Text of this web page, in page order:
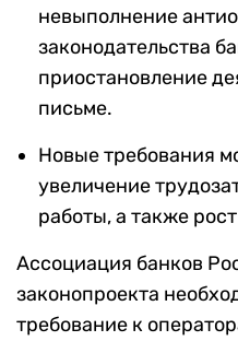
невыполнение
законодательства
приостановление
письме.
Новые требования
увеличение
работы, а также
Ассоциация банков
законопроекта
требование к